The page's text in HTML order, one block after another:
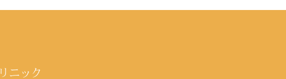
ニック